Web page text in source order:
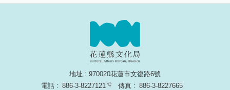
地址 : 970020花蓮市文復路6號
電話 : 886-3-8227121 傳真 : 886-3-8227665